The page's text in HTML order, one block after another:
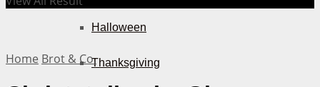
Halloween
Thanksgiving
Home Brot & Co.